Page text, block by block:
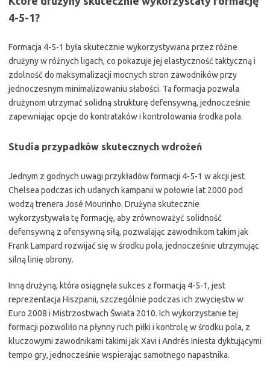
4-5-1?
Formacja 4-5-1 była skutecznie wykorzystywana przez różne
drużyny w różnych ligach, co pokazuje jej elastyczność taktyczną i
zdolność do maksymalizacji mocnych stron zawodników przy
jednoczesnym minimalizowaniu słabości. Ta formacja pozwala
drużynom utrzymać solidną strukturę defensywną, jednocześnie
zapewniając opcje do kontrataków i kontrolowania środka pola.
Studia przypadków skutecznych wdrożeń
Jednym z godnych uwagi przykładów formacji 4-5-1 w akcji jest
Chelsea podczas ich udanych kampanii w połowie lat 2000 pod
wodzą trenera José Mourinho. Drużyna skutecznie
wykorzystywała tę formację, aby zrównoważyć solidność
defensywną z ofensywną siłą, pozwalając zawodnikom takim jak
Frank Lampard rozwijać się w środku pola, jednocześnie utrzymując
silną linię obrony.
Inną drużyną, która osiągnęła sukces z formacją 4-5-1, jest
reprezentacja Hiszpanii, szczególnie podczas ich zwycięstw w
Euro 2008 i Mistrzostwach Świata 2010. Ich wykorzystanie tej
formacji pozwoliło na płynny ruch piłki i kontrolę w środku pola, z
kluczowymi zawodnikami takimi jak Xavi i Andrés Iniesta dyktującymi
tempo gry, jednocześnie wspierając samotnego napastnika.